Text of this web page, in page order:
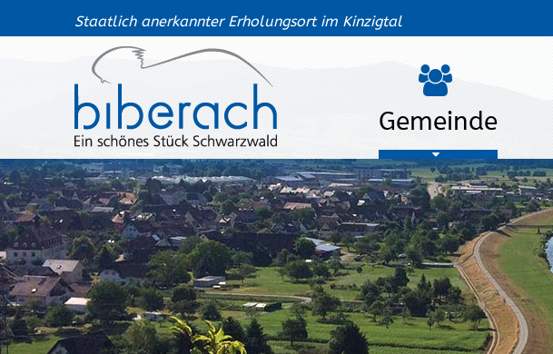
Staatlich anerkannter Erholungsort im Kinzigtal
Gemeinde